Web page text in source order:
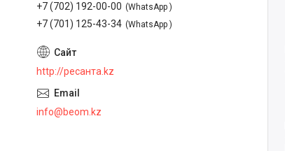
+7 (702) 192-00-00
WhatsApp
+7 (701) 125-43-34 WhatsApp
http://ресанта.kz
info@beom.kz